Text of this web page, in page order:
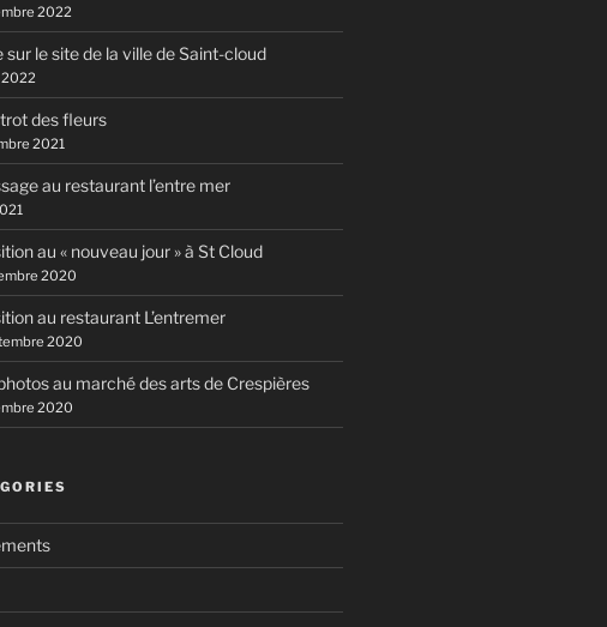
2022
sur le site de la ville de Saint-cloud
2022
des fleurs
2021
au restaurant l’entre mer
au « nouveau jour » à St Cloud
2020
au restaurant L’entremer
2020
au marché des arts de Crespières
2020